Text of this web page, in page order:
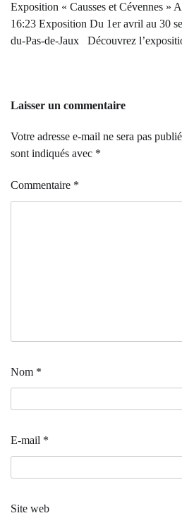
Exposition « Causses et Cévennes »
16:23 Exposition Du 1er avril au 30
du-Pas-de-Jaux Découvrez
Laisser un commentaire
Votre adresse e-mail ne sera pas
sont indiqués avec *
Commentaire *
Nom *
E-mail *
Site web